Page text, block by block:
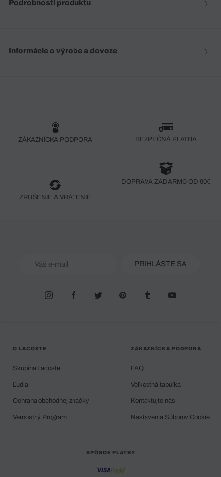
Podrobnosti produktu
Informácie o výrobe a dovoze
ZÁKAZNÍCKA PODPORA BEZPEČNÁ PLATBA
ZRUŠENIE A VRÁTENIE
DOPRAVA ZADARMO OD 90€
PRIHLÁSTE SA
O LACOSTE
Skupina Lacoste
Ľudia
Ochrana obchodnej značky
Vernostný Program
ZÁKAZNÍCKA PODPORA
FAQ
Veľkostná tabuľka
Kontaktujte nás
Nastavenia Súborov Cookie
SPÔSOB PLATBY